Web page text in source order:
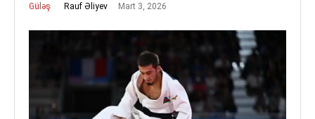
Güləş Rauf Əliyev Mart 3, 2026